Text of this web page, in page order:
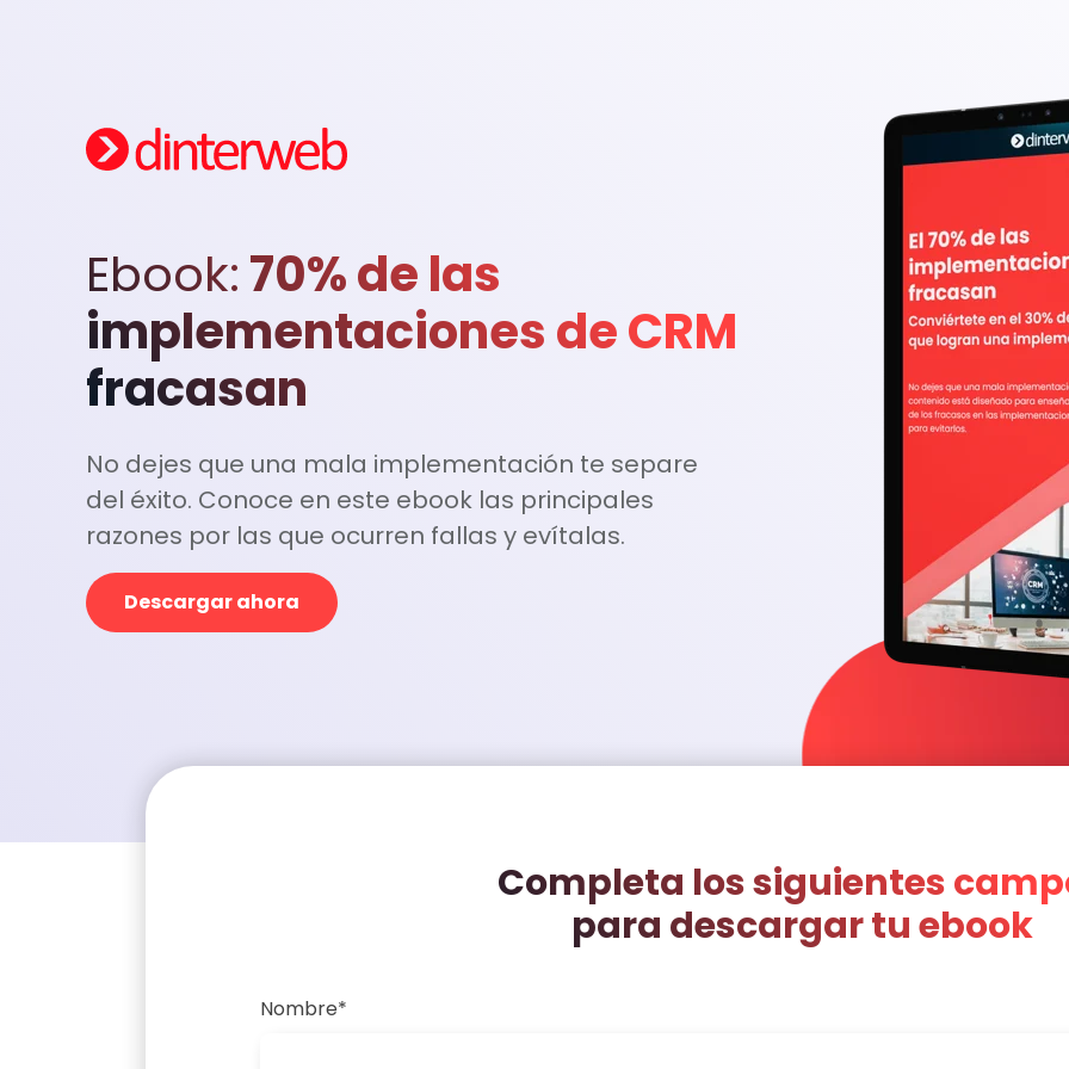
Ebook:70% de las
implementaciones de CRM
fracasan
No dejes que una mala implementación te separe
del éxito. Conoce en este ebook las principales
razones por las que ocurren fallas y evítalas.
Descargar ahora
Completa los siguientes
para descargar tu ebook
Nombre*